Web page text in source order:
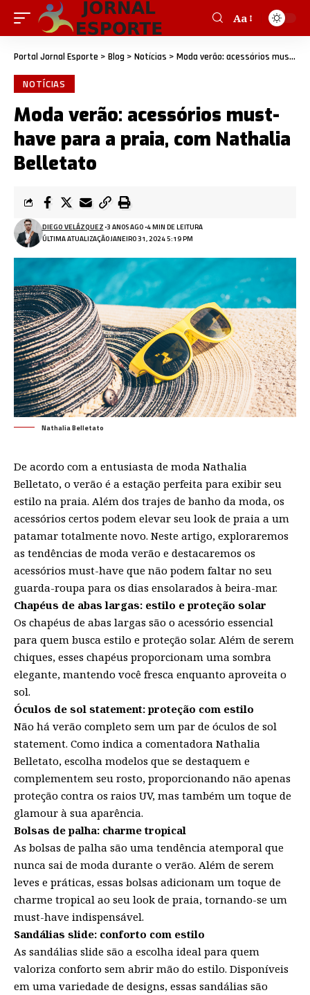
Aa
Portal Jornal Esporte > Blog > Notícias > Moda verão: acessórios must-have para a praia, com Nathalia Belletato
NOTÍCIAS
Moda verão: acessórios must-
have para a praia, com Nathalia
Belletato
ÚLTIMA ATUALIZAÇÃO JANEIRO 31, 2024 5:19 PM
DIEGO VELÁZQUEZ 3 ANOS AGO 4 MIN DE LEITURA
Nathalia Belletato
De acordo com a entusiasta de moda Nathalia
Belletato, o verão é a estação perfeita para exibir seu
estilo na praia. Além dos trajes de banho da moda, os
acessórios certos podem elevar seu look de praia a um
patamar totalmente novo. Neste artigo, exploraremos
as tendências de moda verão e destacaremos os
acessórios must-have que não podem faltar no seu
guarda-roupa para os dias ensolarados à beira-mar.
Chapéus de abas largas: estilo e proteção solar
Os chapéus de abas largas são o acessório essencial
para quem busca estilo e proteção solar. Além de serem
chiques, esses chapéus proporcionam uma sombra
elegante, mantendo você fresca enquanto aproveita o
sol.
Óculos de sol statement: proteção com estilo
Não há verão completo sem um par de óculos de sol
statement. Como indica a comentadora Nathalia
Belletato, escolha modelos que se destaquem e
complementem seu rosto, proporcionando não apenas
proteção contra os raios UV, mas também um toque de
glamour à sua aparência.
Bolsas de palha: charme tropical
As bolsas de palha são uma tendência atemporal que
nunca sai de moda durante o verão. Além de serem
leves e práticas, essas bolsas adicionam um toque de
charme tropical ao seu look de praia, tornando-se um
must-have indispensável.
Sandálias slide: conforto com estilo
As sandálias slide são a escolha ideal para quem
valoriza conforto sem abrir mão do estilo. Disponíveis
em uma variedade de designs, essas sandálias são